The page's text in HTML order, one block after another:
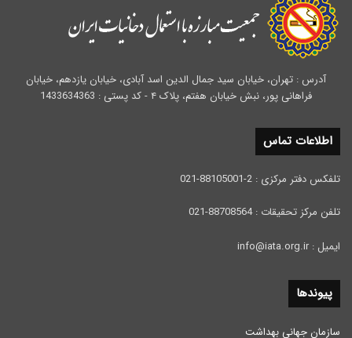
آدرس : تهران، خیابان سید جمال الدین اسد آبادی، خیابان یازدهم، خیابان
فراهانی پور، نبش خیابان هفتم، پلاک ۴ - کد پستی : 1433634363
اطلاعات تماس
تلفکس دفتر مرکزی : 2-88105001-021
تلفن مرکز تحقیقات : 88708564-021
ایمیل : info@iata.org.ir
پیوندها
سازمان جهانی بهداشت